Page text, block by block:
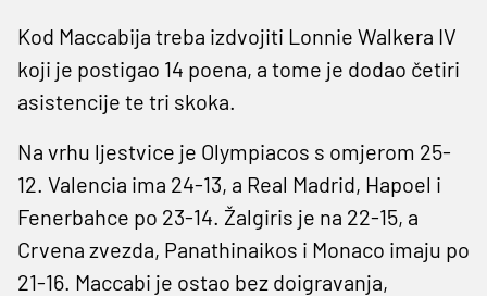
Kod Maccabija treba izdvojiti Lonnie Walkera IV
koji je postigao 14 poena, a tome je dodao četiri
asistencije te tri skoka.
Na vrhu ljestvice je Olympiacos s omjerom 25-
12. Valencia ima 24-13, a Real Madrid, Hapoel i
Fenerbahce po 23-14. Žalgiris je na 22-15, a
Crvena zvezda, Panathinaikos i Monaco imaju po
21-16. Maccabi je ostao bez doigravanja,